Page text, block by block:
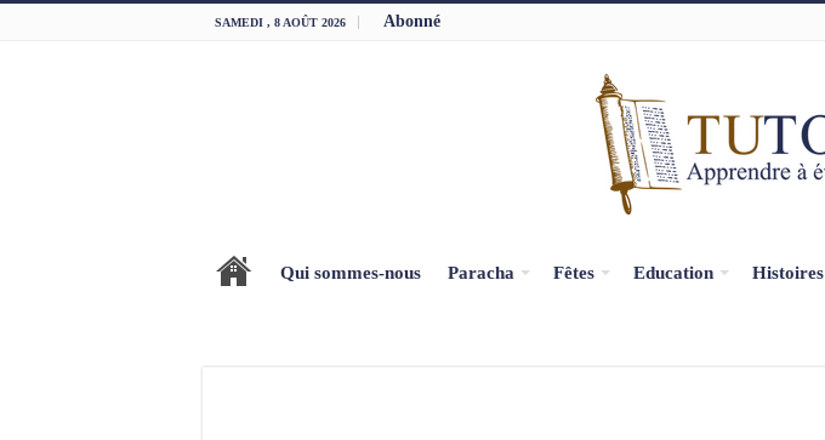
SAMEDI , 8 AOÛT 2026 Abonné
Qui sommes-nous Paracha Fêtes Education Histoires